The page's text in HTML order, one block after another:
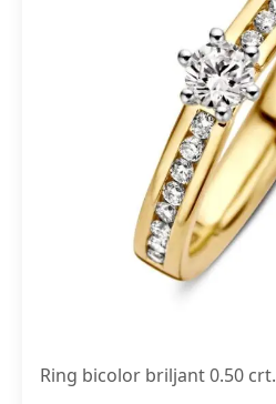
Ring bicolor briljant 0.50 crt.